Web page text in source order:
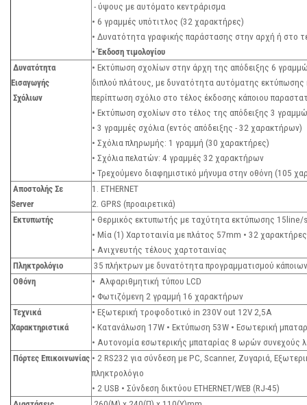
- ύψους με αυτόματο κεντράρισμα
• 6 γραμμές υπότιτλος (32 χαρακτήρες)
• Δυνατότητα γραφικής παράστασης στην αρχή ή στο
• Έκδοση τιμολογίου
Δυνατότητα
Εισαγωγής
Σχόλιων
• Εκτύπωση σχολίων στην άρχη της απόδειξης 6
διπλού πλάτους, με δυνατότητα αυτόματης εκτύπωσης
περίπτωση σχόλιο στο τέλος έκδοσης κάποιου
• Εκτύπωση σχολίων στο τέλος της απόδειξης 3
• 3 γραμμές σχόλια (εντός απόδειξης - 32 χαρακτήρων)
• Σχόλια πληρωμής: 1 γραμμή (30 χαρακτήρες)
• Σχόλια πελατών: 4 γραμμές 32 χαρακτήρων
• Τρεχούμενο διαφημιστικό μήνυμα στην οθόνη (105
Αποστολής Σε
Server
1. ETHERNET
2. GPRS (προαιρετικά)
Εκτυπωτής
• Θερμικός εκτυπωτής με ταχύτητα εκτύπωσης 15line/
• Μία (1) Χαρτοταινία με πλάτος 57mm • 32
• Ανιχνευτής τέλους χαρτοταινίας
Πληκτρολόγιο
35 πλήκτρων με δυνατότητα προγραμματισμού
Οθόνη
• Αλφαριθμητική τύπου LCD
• Φωτιζόμενη 2 γραμμή 16 χαρακτήρων
Τεχνικά
Χαρακτηριστικά
• Εξωτερική τροφοδοτικό in 230V out 12V 2,5A
• Κατανάλωση 17W • Εκτύπωση 53W • Εσωτερική
• Αυτονομία εσωτερικής μπαταρίας 8 ωρών συνεχούς
Πόρτες Επικοινωνίας • 2 RS232 για σύνδεση με PC, Scanner, Ζυγαριά,
πληκτρολόγιο
• 2 USB • Σύνδεση δικτύου ETHERNET/WEB (RJ-45)